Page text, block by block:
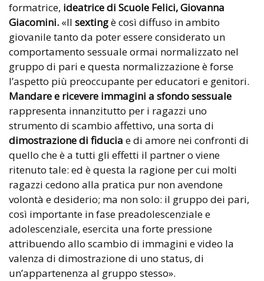
formatrice, ideatrice di Scuole Felici, Giovanna
Giacomini. «Il sextingè così diffuso in ambito
giovanile tanto da poter essere considerato un
comportamento sessuale ormai normalizzato nel
gruppo di pari e questa normalizzazione è forse
l’aspetto più preoccupante per educatori e genitori.
Mandare e ricevere immagini a sfondo sessuale
rappresenta innanzitutto per i ragazzi uno
strumento di scambio affettivo, una sorta di
dimostrazione di fiducia e di amore nei confronti di
quello che è a tutti gli effetti il partner o viene
ritenuto tale: ed è questa la ragione per cui molti
ragazzi cedono alla pratica pur non avendone
volontà e desiderio; ma non solo: il gruppo dei pari,
così importante in fase preadolescenziale e
adolescenziale, esercita una forte pressione
attribuendo allo scambio di immagini e video la
valenza di dimostrazione di uno status, di
un’appartenenza al gruppo stesso».